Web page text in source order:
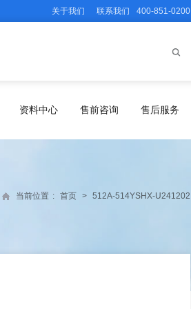
关于我们 联系我们 400-851-0200
资料中心 售前咨询 售后服务
当前位置 : 首页 > 512A-514YSHX-U241202